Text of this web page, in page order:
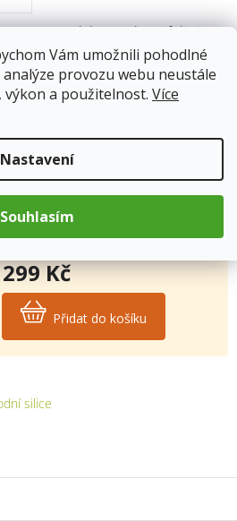
Vám umožnili pohodlné
provozu webu neustále
výkon a použitelnost. Více
Nastavení
Souhlasím
13.8.2026
stromu Melaleuca alternifolia je
čistou vůni. Latinské jméno
na bílou barvu kůry a květů.
písmeno T- Tea tree (čajový
silice
299 Kč
Měrná
cena:
Přidat do košíku